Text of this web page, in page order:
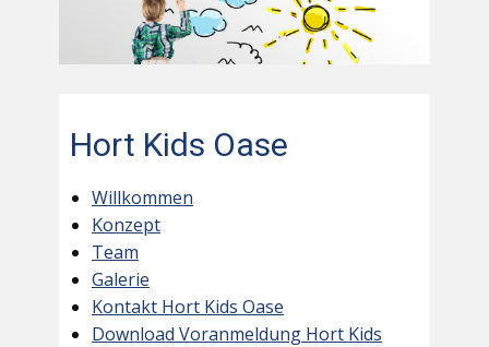
Hort Kids Oase
Willkommen
Konzept
Team
Galerie
Kontakt Hort Kids Oase
Download Voranmeldung Hort Kids